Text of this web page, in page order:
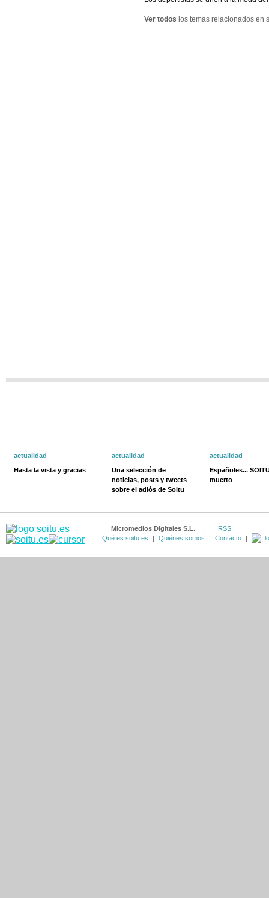
Ver todos los temas relacionados en
actualidad
Hasta la vista y gracias
actualidad
Una selección de
noticias, posts y tweets
sobre el adiós de Soitu
actualidad
Españoles...
muerto
Micromedios Digitales S.L. |
RSS
Qué es soitu.es
| Quiénes somos | Contacto |